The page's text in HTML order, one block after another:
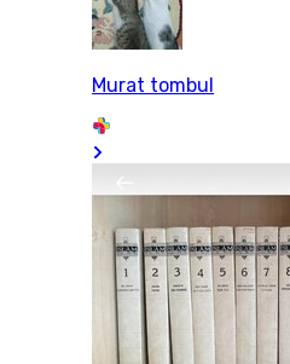
Murat tombul